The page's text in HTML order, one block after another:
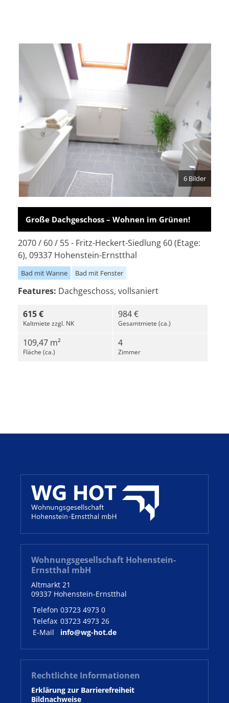
6 Bilder
Große Dachgeschoss – Wohnen im Grünen!
2070 / 60 / 55 - Fritz-Heckert-Siedlung 60 (Etage:
6), 09337 Hohenstein-Ernstthal
Bad mit Wanne Bad mit Fenster
Features: Dachgeschoss, vollsaniert
615 €
Kaltmiete zzgl. NK
984 €
Gesamtmiete (ca.)
109,47 m²
Fläche (ca.)
4
Zimmer
Wohnungsgesellschaft Hohenstein-
Ernstthal mbH
Altmarkt 21
09337 Hohenstein-Ernstthal
Telefon 03723 4973 0
Telefax 03723 4973 26
E-Mail
info@wg-hot.de
Rechtlichte Informationen
Erklärung zur Barrierefreiheit
Bildnachweise